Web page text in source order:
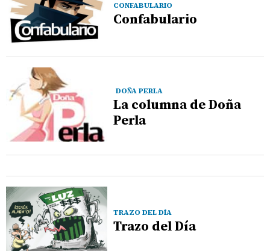
CONFABULARIO
Confabulario
DOÑA PERLA
La columna de Doña
Perla
TRAZO DEL DÍA
Trazo del Día